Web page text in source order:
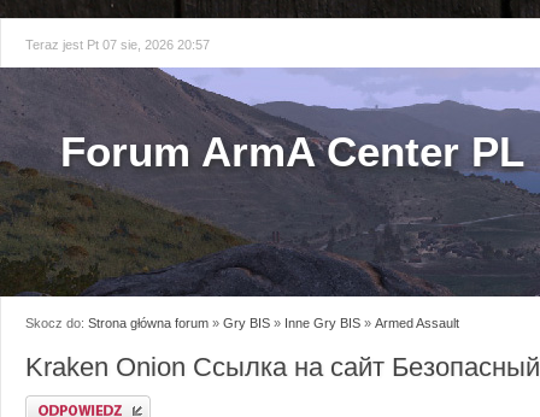
Teraz jest Pt 07 sie, 2026 20:57
Forum ArmA Center PL
Skocz do: Strona główna forum » Gry BIS » Inne Gry BIS » Armed Assault
Kraken Onion Ссылка на сайт
Odpowiedz